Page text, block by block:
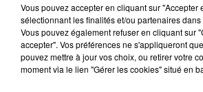
20 juillet 2026
UNE ADOLESCENTE DEVANT
OPÉRER DE LA CHEVILLE
La famille a porté plainte contre la
reconnu sa responsabilité et
Vous pouvez accepter en cliquant sur "Accepter
sélectionnant les finalités et/ou partenaires dans
Vous pouvez également refuser en cliquant sur
accepter". Vos préférences ne s'appliqueront
pouvez mettre à jour vos choix, ou retirer votre
moment via le lien "Gérer les cookies" situé en